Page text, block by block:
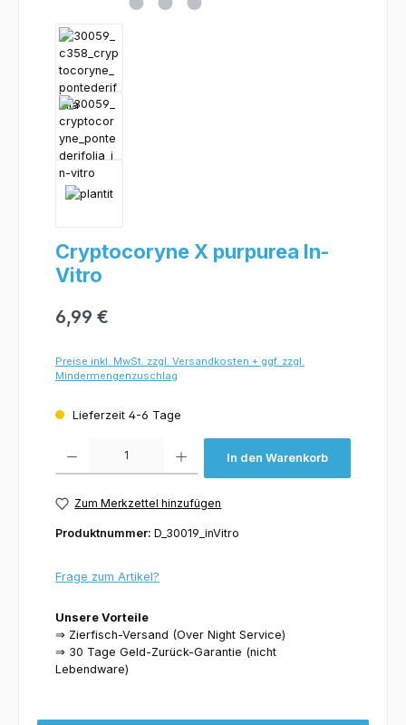
Cryptocoryne X purpurea In-
Vitro
6,99 €
Preise inkl. MwSt. zzgl. Versandkosten + ggf. zzgl.
Mindermengenzuschlag
Lieferzeit 4-6 Tage
In den Warenkorb
Zum Merkzettel hinzufügen
Produktnummer: D_30019_inVitro
Frage zum Artikel?
Unsere Vorteile
⇒ Zierfisch-Versand (Over Night Service)
⇒ 30 Tage Geld-Zurück-Garantie (nicht
Lebendware)